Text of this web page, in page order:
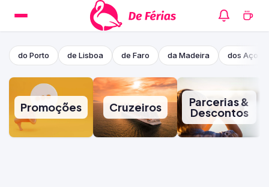
do Porto de Lisboa de Faro da Madeira dos
Promoções Cruzeiros Parcerias &
Descontos